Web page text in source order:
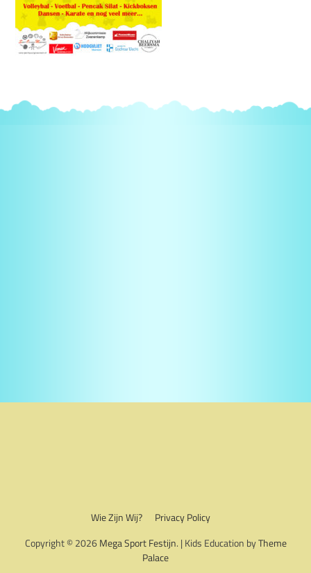
Wie Zijn Wij?
Privacy Policy
Copyright © 2026Mega Sport Festijn. | Kids Education byTheme
Palace